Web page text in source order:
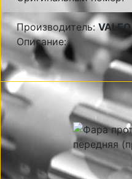
Производитель:VALEO
Описание: